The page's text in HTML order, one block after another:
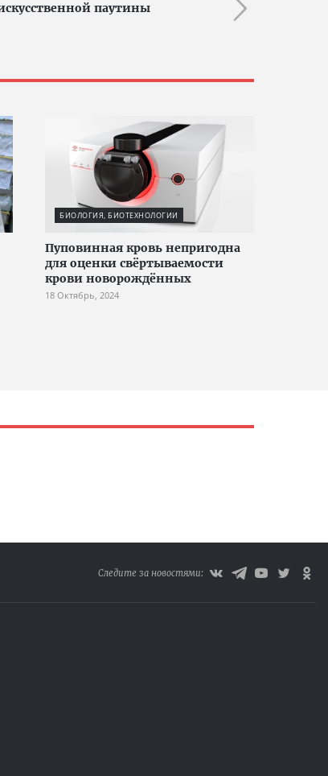
паутины
БИОЛОГИЯ, БИОТЕХНОЛОГИИ
Пуповинная кровь непригодна
для оценки свёртываемости
крови новорождённых
18 Октябрь, 2024
Следите за новостями: